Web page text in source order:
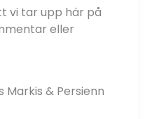
vi tar upp här på
eller
Markis & Persienn